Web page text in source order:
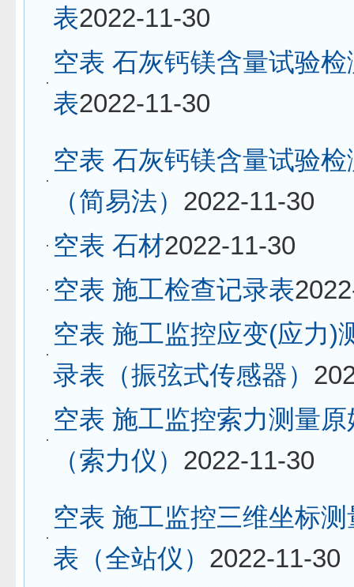
表2022-11-30
空表 石灰钙镁含量试验
表2022-11-30
空表 石灰钙镁含量试验
（简易法） 2022-11-30
空表 石材2022-11-30
空表 施工检查记录表
空表 施工监控应变(应力)
录表（振弦式传感器）
空表 施工监控索力测量
（索力仪） 2022-11-30
空表 施工监控三维坐标
表（全站仪） 2022-11-30